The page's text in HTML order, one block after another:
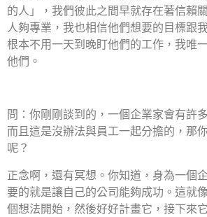
的人」，我們彼此之間早就存在著信賴
人夠專業，我也相信他們想要的目標跟
根本不用一天到晚盯他們的工作，我唯
他們。
問：你剛剛談到的，一個企業家會有許
而且這是沒辦法與員工一起分擔的，那
呢？
正念啊，還有冥想。你知道，身為一個
要的就是讓自己的公司能夠成功。這就
個想法開始，然後好好計畫它，接下來